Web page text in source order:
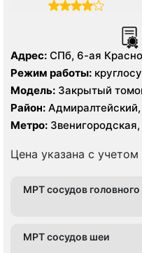
Адрес: СПб, 6-ая
Режим работы:
Модель: Закрытый
Symphony 1.5 Тесла, КТ
срезов
Район:
Центральный
Метро:
Цена указана с учетом
МРТ сосудов головного
МРТ сосудов шеи